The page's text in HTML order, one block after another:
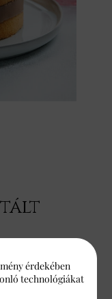
érdekében
technológiákat